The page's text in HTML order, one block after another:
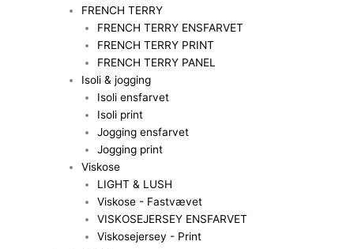
FRENCH TERRY
FRENCH TERRY ENSFARVET
FRENCH TERRY PRINT
FRENCH TERRY PANEL
Isoli & jogging
Isoli ensfarvet
Isoli print
Jogging ensfarvet
Jogging print
Viskose
LIGHT & LUSH
Viskose - Fastvævet
VISKOSEJERSEY ENSFARVET
Viskosejersey - Print